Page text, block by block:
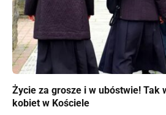
Życie za grosze i w ubóstwie! Tak
kobiet w Kościele